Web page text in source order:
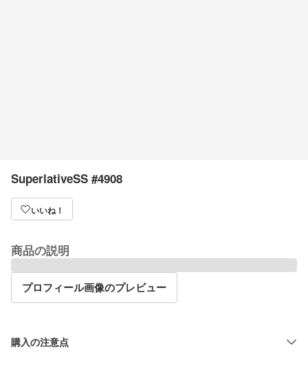
SuperlativeSS #4908
いいね！
商品の説明
プロフィール画像のプレビュー
購入の注意点